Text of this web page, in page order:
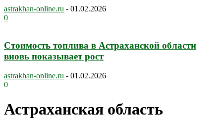
astrakhan-online.ru - 01.02.2026
0
Стоимость топлива в Астраханской области
вновь показывает рост
astrakhan-online.ru - 01.02.2026
0
Астраханская область